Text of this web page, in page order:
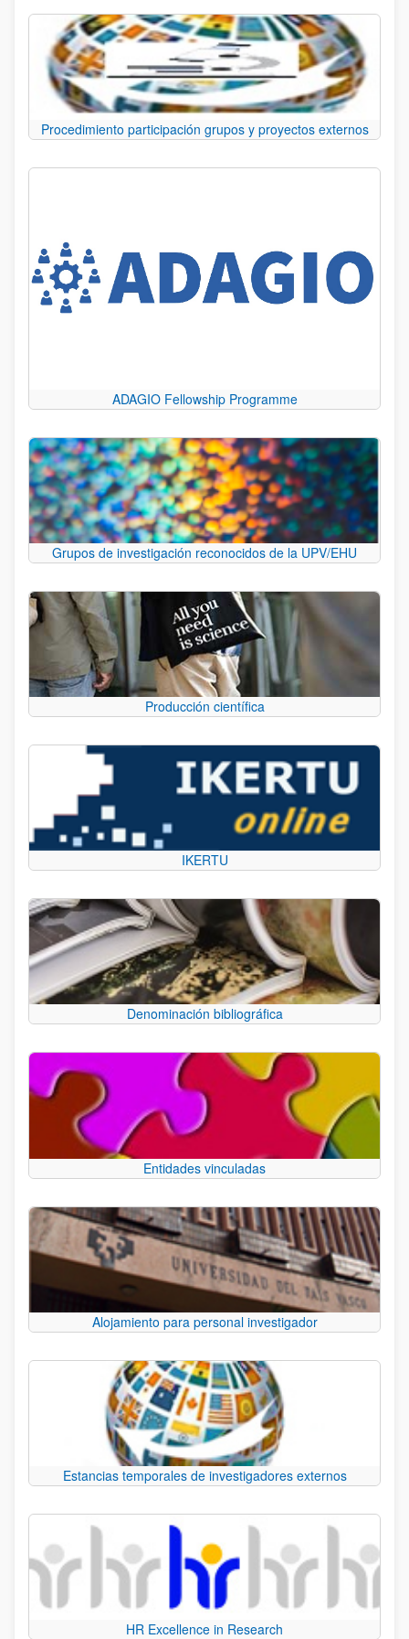
Procedimiento participación grupos y proyectos externos
ADAGIO Fellowship Programme
Grupos de investigación reconocidos de la UPV/EHU
Producción científica
IKERTU
Denominación bibliográfica
Entidades vinculadas
Alojamiento para personal investigador
Estancias temporales de investigadores externos
HR Excellence in Research